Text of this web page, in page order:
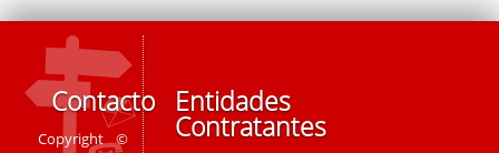
Contacto
Copyright ©
Entidades
Contratantes